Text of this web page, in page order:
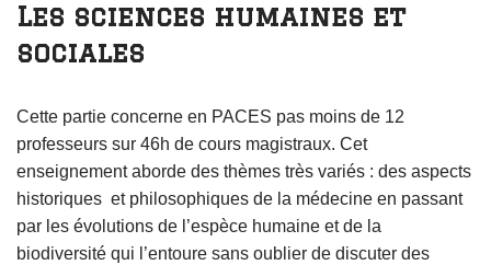
Les sciences humaines et
sociales
Cette partie concerne en PACES pas moins de 12
professeurs sur 46h de cours magistraux. Cet
enseignement aborde des thèmes très variés : des aspects
historiques et philosophiques de la médecine en passant
par les évolutions de l’espèce humaine et de la
biodiversité qui l’entoure sans oublier de discuter des